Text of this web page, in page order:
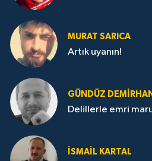
MURAT SARICA
Artık uyanın!
GÜNDÜZ DEMIRHAN
Delillerle emri
İSMAIL KARTAL